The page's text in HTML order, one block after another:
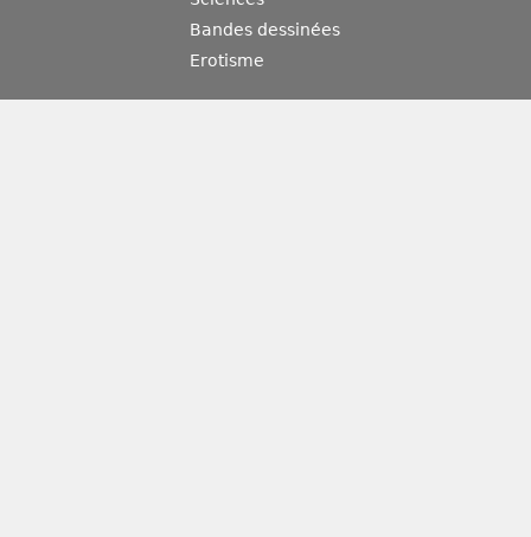
Bandes dessinées
Erotisme